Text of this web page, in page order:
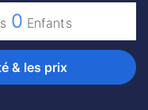
0 Enfants
& les prix